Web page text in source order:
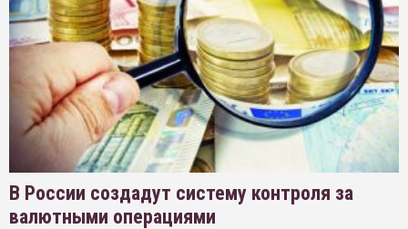
В России создадут систему контроля за
валютными операциями